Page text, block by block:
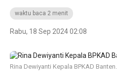
waktu baca 2 menit
Rabu, 18 Sep 2024 02:08
Rina Dewiyanti Kepala BPKAD Banten.